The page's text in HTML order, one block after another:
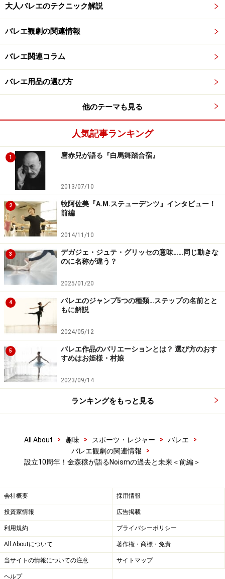
大人バレエのテクニック解説
バレエ観劇の関連情報
バレエ関連コラム
バレエ用品の選び方
他のテーマも見る
人気記事ランキング
1 麿赤兒が語る『白馬舞踏合宿』
2013/07/10
2
牧阿佐美『A.M.ステューデンツ』インタビュー！
前編
2014/11/10
3
デガジェ・ジュテ・グリッセの意味……同じ動きな
のに名称が違う？
2025/01/20
4
バレエのジャンプ5つの種類…ステップの名前とと
もに解説
2024/05/12
5
バレエ作品のバリエーションとは？ 選び方のおす
すめはお姫様・村娘
2023/09/14
ランキングをもっと見る
All About > 趣味 > スポーツ・レジャー > バレエ
>
バレエ観劇の関連情報
>
設立10周年！金森穣が語るNoismの過去と未来＜前編＞
会社概要 採用情報
投資家情報 広告掲載
利用規約 プライバシーポリシー
All Aboutについて 著作権・商標・免責
当サイトの情報についての注意 サイトマップ
ヘルプ